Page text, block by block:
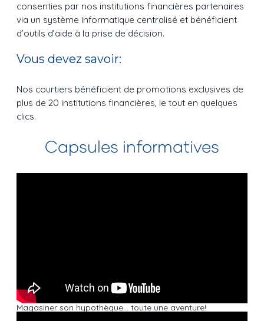
consenties par nos institutions financières partenaires
via un système informatique centralisé et bénéficient
d’outils d’aide à la prise de décision.
Vous devez savoir:
Nos courtiers bénéficient de promotions exclusives de
plus de 20 institutions financières, le tout en quelques
clics.
Capsules informatives
Magasiner son hypothèque… toute une aventure!